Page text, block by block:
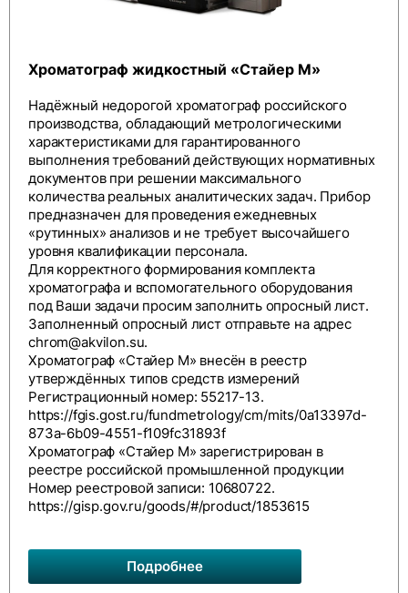
Хроматограф жидкостный «Стайер М»
Надёжный недорогой хроматограф российского
производства, обладающий метрологическими
характеристиками для гарантированного
выполнения требований действующих нормативных
документов при решении максимального
количества реальных аналитических задач. Прибор
предназначен для проведения ежедневных
«рутинных» анализов и не требует высочайшего
уровня квалификации персонала.
Для корректного формирования комплекта
хроматографа и вспомогательного оборудования
под Ваши задачи просим заполнить опросный лист.
Заполненный опросный лист отправьте на адрес
chrom@akvilon.su.
Хроматограф «Стайер М» внесён в реестр
утверждённых типов средств измерений
Регистрационный номер: 55217-13.
https://fgis.gost.ru/fundmetrology/cm/mits/0a13397d-
873a-6b09-4551-f109fc31893f
Хроматограф «Стайер М» зарегистрирован в
реестре российской промышленной продукции
Номер реестровой записи: 10680722.
https://gisp.gov.ru/goods/#/product/1853615
Подробнее